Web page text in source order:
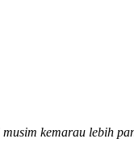
kemarau lebih